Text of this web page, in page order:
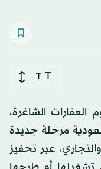
T
T
العقارات الشاغرة،
مرحلة جديدة
عبر تحفيز